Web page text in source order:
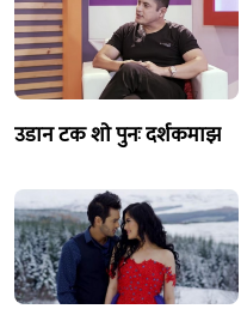
उडान टक शाे पुनः दर्शकमाझ